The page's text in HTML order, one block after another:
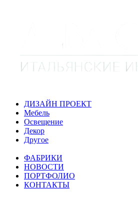
ДИЗАЙН ПРОЕКТ
Мебель
Освещение
Декор
Другое
ФАБРИКИ
НОВОСТИ
ПОРТФОЛИО
КОНТАКТЫ